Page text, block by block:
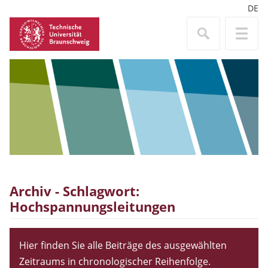
DE
Archiv - Schlagwort:
Hochspannungsleitungen
Hier finden Sie alle Beiträge des ausgewählten
Zeitraums in chronologischer Reihenfolge.